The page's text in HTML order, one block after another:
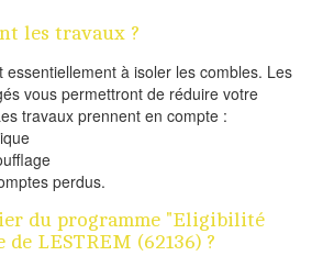
les travaux ?
essentiellement à isoler les combles. Les
vous permettront de réduire votre
travaux prennent en compte :
perdus.
du programme "Eligibilité
LESTREM (62136) ?